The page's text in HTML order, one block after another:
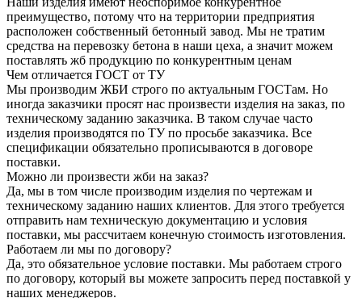
преимущество, потому что на территории предприятия
расположен собственный бетонный завод. Мы не тратим
средства на перевозку бетона в наши цеха, а значит можем
поставлять жб продукцию по конкурентным ценам
Чем отличается ГОСТ от ТУ
Мы производим ЖБИ строго по актуальным ГОСТам. Но
иногда заказчики просят нас произвести изделия на заказ, по
техническому заданию заказчика. В таком случае часто
изделия производятся по ТУ по просьбе заказчика. Все
спецификации обязательно прописываются в договоре
поставки.
Можно ли произвести жби на заказ?
Да, мы в том числе производим изделия по чертежам и
техническому заданию наших клиентов. Для этого требуется
отправить нам техническую документацию и условия
поставки, мы рассчитаем конечную стоимость изготовления.
Работаем ли мы по договору?
Да, это обязательное условие поставки. Мы работаем строго
по договору, который вы можете запросить перед поставкой у
наших менеджеров.